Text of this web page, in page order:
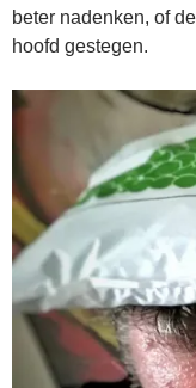
beter nadenken, of
hoofd gestegen.